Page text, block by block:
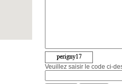
Veuillez saisir le code ci-